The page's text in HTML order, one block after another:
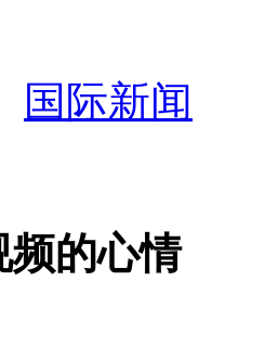
植转基因大豆
暴徒哄抢 8名华人被抢
巡警已被停职
国际新闻
频的心情